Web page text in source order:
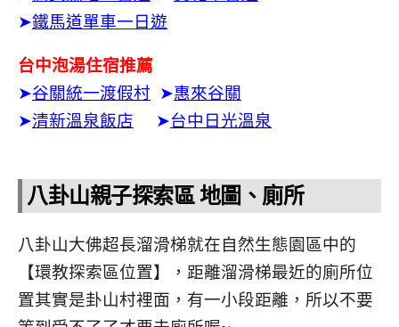
➤鐵馬道單車一日遊
台中泡湯住宿推薦
➤谷關統一渡假村 ➤惠來谷關
➤清新溫泉飯店 ➤台中日光溫泉
八卦山親子探索區 地圖、廁所
八卦山大佛超長溜滑梯就在自然生態園區中的
【環教探索區位置】，距離溜滑梯最近的廁所位
置其實是卦山村裡面，有一小段距離，所以不要